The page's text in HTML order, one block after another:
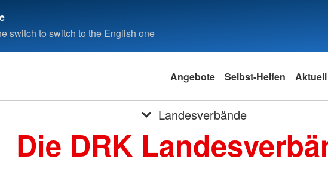
switch to switch to the English one
Angebote Selbst-Helfen Aktuell
Landesverbände
Die DRK